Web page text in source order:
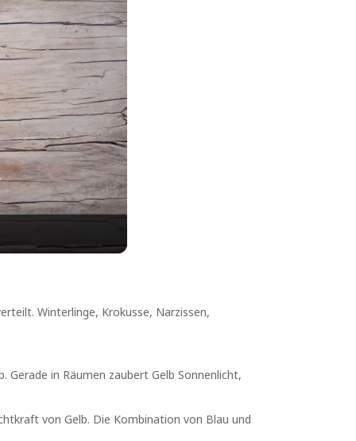
Winterlinge, Krokusse, Narzissen,
Gerade in Räumen zaubert Gelb Sonnenlicht,
von Gelb. Die Kombination von Blau und